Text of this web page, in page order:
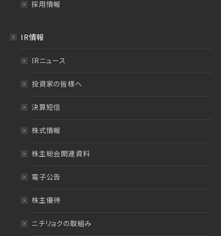
採用情報
IR情報
IRニュース
投資家の皆様へ
決算短信
株式情報
株主総会関連資料
電子公告
株主優待
ニチリョクの取組み